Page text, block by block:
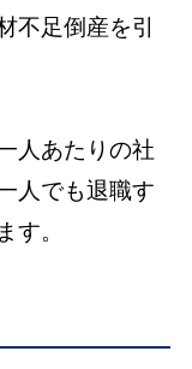
不足倒産を引
人あたりの社
人でも退職す
す。